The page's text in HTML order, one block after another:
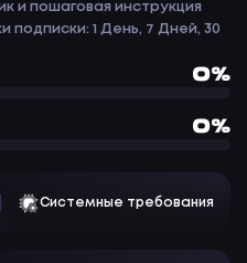
и пошаговая инструкция
подписки: 1 День, 7 Дней, 30
0%
0%
Системные требования